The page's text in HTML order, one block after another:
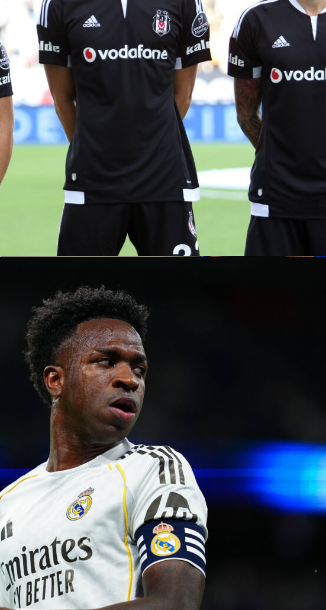
Pur entrando nel capitolo finale della sua carriera, l’intelligenza calcistica
Al-Dawsari è ai massimi livelli. Si è evoluto da puro velocista in un regista
raffinato che sa esattamente quando rallentare il gioco o scatenare il caos.